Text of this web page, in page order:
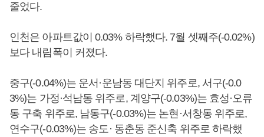
줄었다.
인천은 아파트값이 0.03% 하락했다. 7월 셋째주(-0.02%)
보다 내림폭이 커졌다.
중구(-0.04%)는 운서·운남동 대단지 위주로, 서구(-0.0
3%)는 가정·석남동 위주로, 계양구(-0.03%)는 효성·오류
동 구축 위주로, 남동구(-0.03%)는 논현·서창동 위주로,
연수구(-0.03%)는 송도· 동춘동 준신축 위주로 하락했